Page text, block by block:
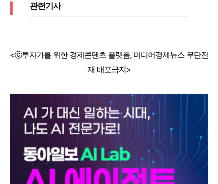
관련기사
<ⓒ투자가를 위한 경제콘텐츠 플랫폼, 미디어경제뉴스 무단전
재 배포금지>